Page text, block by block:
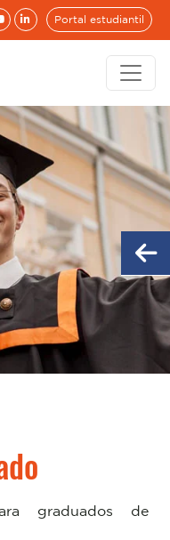
Portal estudiantil
graduados de